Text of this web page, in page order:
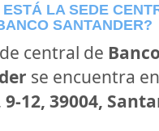
ESTÁ LA SEDE
SANTANDER?
central de Banco
se encuentra en
9-12, 39004,